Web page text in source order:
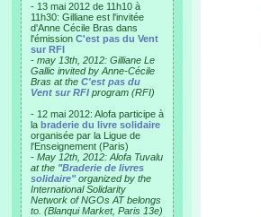
- 13 mai 2012 de 11h10 à
11h30: Gilliane est l'invitée
d'Anne Cécile Bras dans
l'émission C'est pas du Vent
sur RFI
- may 13th, 2012: Gilliane Le
Gallic invited by Anne-Cécile
Bras at the C'est pas du
Vent sur RFI program (RFI)
- 12 mai 2012: Alofa participe à
la braderie du livre solidaire
organisée par la Ligue de
l'Enseignement (Paris)
- May 12th, 2012: Alofa Tuvalu
at the "Braderie de livres
solidaire"organized by the
International Solidarity
Network of NGOs AT belongs
to. (Blanqui Market, Paris 13e)